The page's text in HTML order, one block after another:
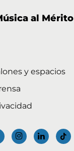
al Mérito
y espacios